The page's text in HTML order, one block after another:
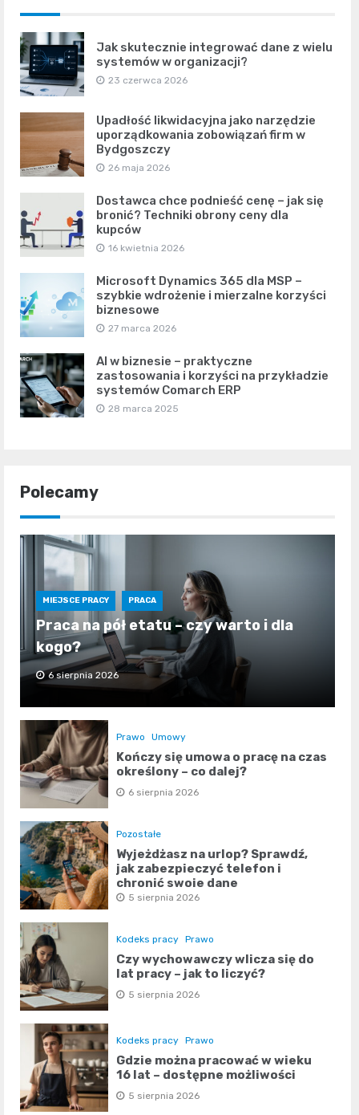
Jak skutecznie integrować dane z wielu
systemów w organizacji?
23 czerwca 2026
Upadłość likwidacyjna jako narzędzie
uporządkowania zobowiązań firm w
Bydgoszczy
26 maja 2026
Dostawca chce podnieść cenę – jak się
bronić? Techniki obrony ceny dla
kupców
16 kwietnia 2026
Microsoft Dynamics 365 dla MSP –
szybkie wdrożenie i mierzalne korzyści
biznesowe
27 marca 2026
AI w biznesie – praktyczne
zastosowania i korzyści na przykładzie
systemów Comarch ERP
28 marca 2025
Polecamy
MIEJSCE PRACY PRACA
Praca na pół etatu – czy warto i dla
kogo?
6 sierpnia 2026
Prawo Umowy
Kończy się umowa o pracę na czas
określony – co dalej?
6 sierpnia 2026
Pozostałe
Wyjeżdżasz na urlop? Sprawdź,
jak zabezpieczyć telefon i
chronić swoje dane
5 sierpnia 2026
Kodeks pracy Prawo
Czy wychowawczy wlicza się do
lat pracy – jak to liczyć?
5 sierpnia 2026
Kodeks pracy Prawo
Gdzie można pracować w wieku
16 lat – dostępne możliwości
5 sierpnia 2026